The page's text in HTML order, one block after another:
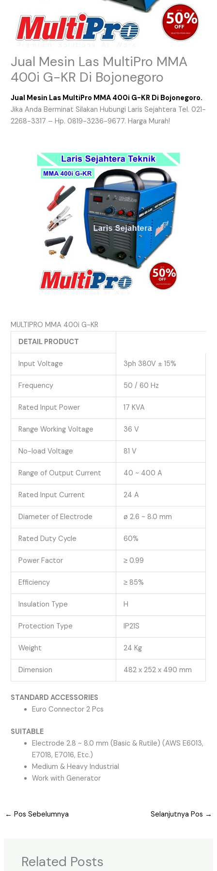
Jual Mesin Las MultiPro MMA
400i G-KR Di Bojonegoro
Jual Mesin Las MultiPro MMA 400i G-KR Di Bojonegoro.
Jika Anda Berminat Silakan Hubungi Laris Sejahtera Tel. 021-
2268-3317 – Hp. 0819-3236-9677. Harga Murah!
MULTIPRO MMA 400i G-KR
DETAIL PRODUCT
Input Voltage 3ph 380V ± 15%
Frequency 50 / 60 Hz
Rated Input Power 17 KVA
Range Working Voltage 36 V
No-load Voltage 81 V
Range of Output Current 40 ~ 400 A
Rated Input Current 24 A
Diameter of Electrode ø 2.6 ~ 8.0 mm
Rated Duty Cycle 60%
Power Factor ≥ 0.99
Efficiency ≥ 85%
Insulation Type H
Protection Type IP21S
Weight 24 Kg
Dimension 482 x 252 x 490 mm
STANDARD ACCESSORIES
Euro Connector 2 Pcs
SUITABLE
Electrode 2.8 ~ 8.0 mm (Basic & Rutile) (AWS E6013,
E7018, E7016, Etc.)
Medium & Heavy Industrial
Work with Generator
← Pos Sebelumnya Selanjutnya Pos →
Related Posts